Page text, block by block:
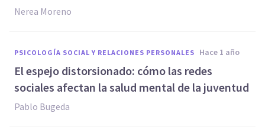
Nerea Moreno
PSICOLOGÍA SOCIAL Y RELACIONES PERSONALES hace 1 año
El espejo distorsionado: cómo las redes
sociales afectan la salud mental de la juventud
Pablo Bugeda